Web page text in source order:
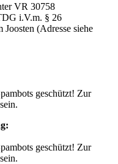
VR 30758
i.V.m. § 26
(Adresse siehe
geschützt! Zur
geschützt! Zur